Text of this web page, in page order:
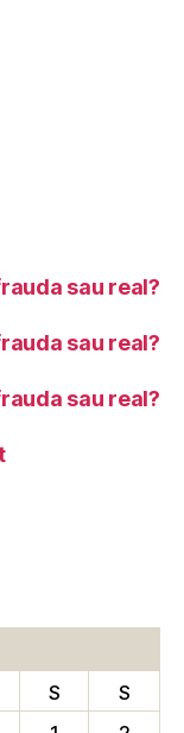
sau real?
sau real?
sau real?
S
S